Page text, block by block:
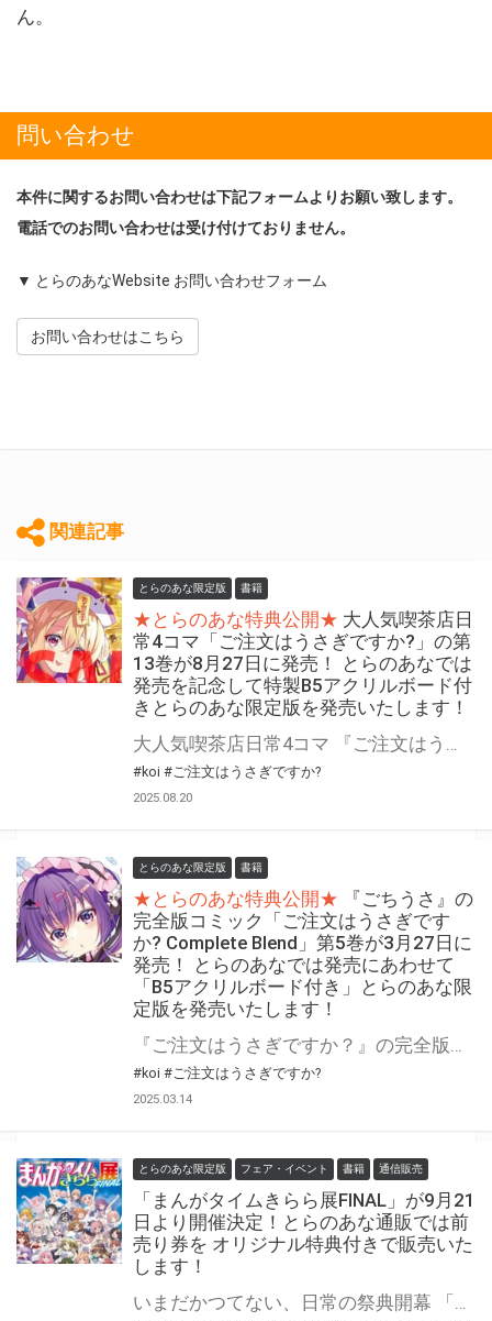
ん。
問い合わせ
本件に関するお問い合わせは下記フォームよりお願い致します。
電話でのお問い合わせは受け付けておりません。
▼ とらのあなWebsite お問い合わせフォーム
お問い合わせはこちら
関連記事
とらのあな限定版 書籍
★とらのあな特典公開★ 大人気喫茶店日
常4コマ「ご注文はうさぎですか?」の第
13巻が8月27日に発売！ とらのあなでは
発売を記念して特製B5アクリルボード付
きとらのあな限定版を発売いたします！
大人気喫茶店日常4コマ 『ご注文はうさぎですか?』の第13巻が8月27日(水)に発売！ とらのあなでは発売を記念して「特製B5アクリルボード付き」とらのあな限定版を発売いたします。 とらのあな限定版の数は限られていますので是非お早めにお求めください！
#koi #ご注文はうさぎですか?
2025.08.20
とらのあな限定版 書籍
★とらのあな特典公開★
『ごちうさ』の
完全版コミック「ご注文はうさぎです
か? Complete Blend」第5巻が3月27日に
発売！ とらのあなでは発売にあわせて
「B5アクリルボード付き」とらのあな限
定版を発売いたします！
『ご注文はうさぎですか？』の完全版コミックス第5巻！ 『ごちうさ』の完全版コミック「ご注文はうさぎですか? Complete Blend」第5巻が3月27日（木）に発売決定！ とらのあなでは発売を記念して「B5アクリルボード付き」とらのあな限定版を発売いたします！ とらのあな限定版の数は限られていますので是非お早めにお求めください！
#koi #ご注文はうさぎですか?
2025.03.14
とらのあな限定版 フェア・イベント 書籍 通信販売
「まんがタイムきらら展FINAL」が9月21
日より開催決定！とらのあな通販では前
売り券を オリジナル特典付きで販売いた
します！
いまだかつてない、日常の祭典開幕 「まんがタイムきらら展FINAL」が東京池袋にて開催決定！ とらのあな通販では、 オリジナル特典付きの前売り券を販売致します！ お好きな絵柄の前売り券を1枚ご購入毎に、 「ポストカード全8種」より先着でお好きな絵柄を1枚プレゼント！ 更に前売り券ご購入の方は「A5アクリルボード」もお買い求めいただけます！ 特典イラストは過去のとらのあな特典の描きおろし特典を復刻したものになります。 この機会に是非お求めください！